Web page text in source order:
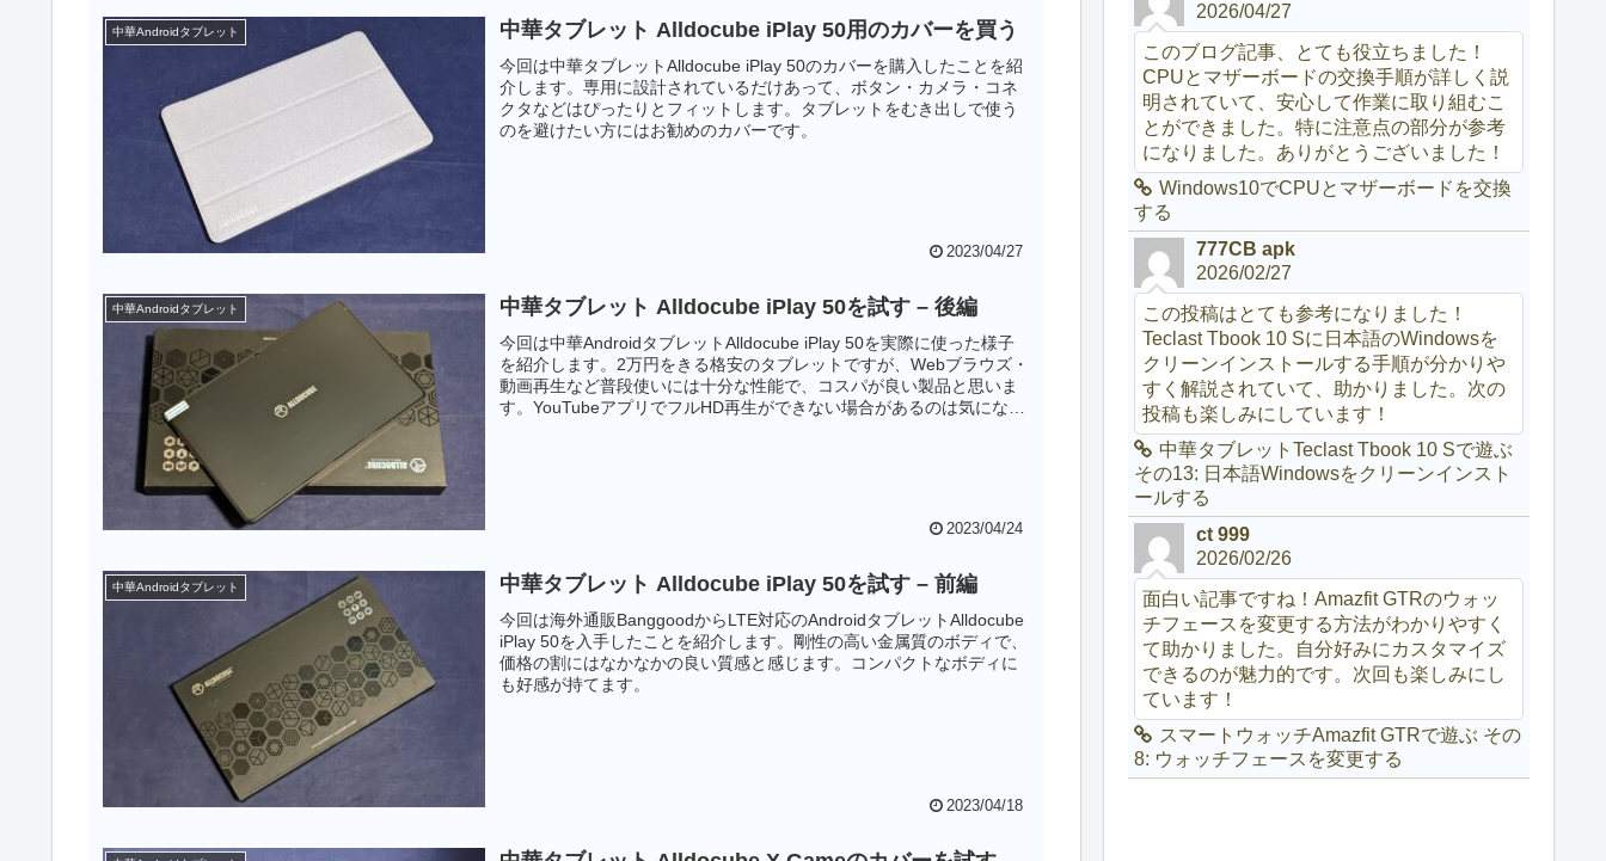
中華Androidタブレット 中華タブレット Alldocube iPlay 50用のカバーを買う
今回は中華タブレットAlldocube iPlay 50のカバーを購入したことを紹
介します。専用に設計されているだけあって、ボタン・カメラ・コネ
クタなどはぴったりとフィットします。タブレットをむき出しで使う
のを避けたい方にはお勧めのカバーです。
2023/04/27
中華Androidタブレット 中華タブレット Alldocube iPlay 50を試す – 後編
今回は中華AndroidタブレットAlldocube iPlay 50を実際に使った様子
を紹介します。2万円をきる格安のタブレットですが、Webブラウズ・
動画再生など普段使いには十分な性能で、コスパが良い製品と思いま
す。YouTubeアプリでフルHD再生ができない場合があるのは気になり
2023/04/24
中華Androidタブレット 中華タブレット Alldocube iPlay 50を試す – 前編
今回は海外通販BanggoodからLTE対応のAndroidタブレットAlldocube
iPlay 50を入手したことを紹介します。剛性の高い金属質のボディで、
価格の割にはなかなかの良い質感と感じます。コンパクトなボディに
も好感が持てます。
2023/04/18
2026/04/27
このブログ記事、とても役立ちました！
CPUとマザーボードの交換手順が詳しく説
明されていて、安心して作業に取り組むこ
とができました。特に注意点の部分が参考
になりました。ありがとうございました！
Windows10でCPUとマザーボードを交換
する
777CB apk
2026/02/27
この投稿はとても参考になりました！
Teclast Tbook 10 Sに日本語のWindowsを
クリーンインストールする手順が分かりや
すく解説されていて、助かりました。次の
投稿も楽しみにしています！
中華タブレットTeclast Tbook 10 Sで遊ぶ
その13: 日本語Windowsをクリーンインスト
ールする
ct 999
2026/02/26
面白い記事ですね！Amazfit GTRのウォッ
チフェースを変更する方法がわかりやすく
て助かりました。自分好みにカスタマイズ
できるのが魅力的です。次回も楽しみにし
ています！
スマートウォッチAmazfit GTRで遊ぶ その
8: ウォッチフェースを変更する